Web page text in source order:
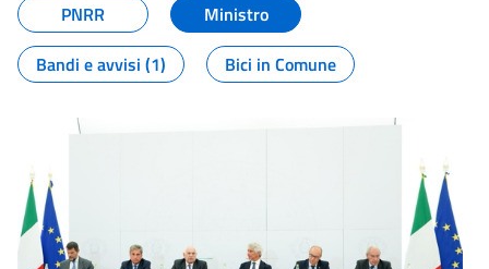
PNRR
Ministro
Bandi e avvisi (1)
Bici in Comune